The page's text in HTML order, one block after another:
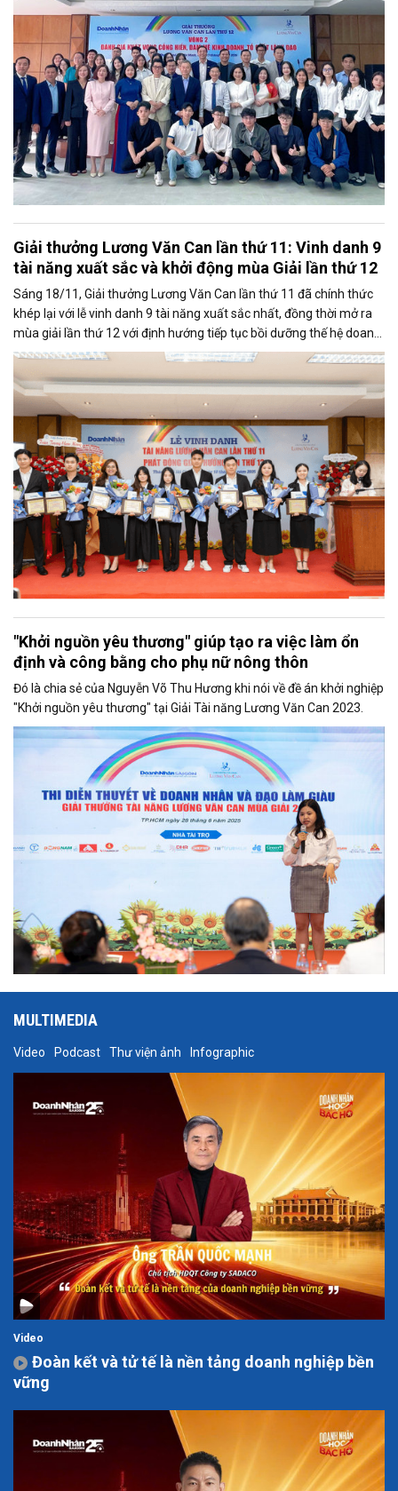
Giải thưởng Lương Văn Can lần thứ 11: Vinh danh 9
tài năng xuất sắc và khởi động mùa Giải lần thứ 12
Sáng 18/11, Giải thưởng Lương Văn Can lần thứ 11 đã chính thức
khép lại với lễ vinh danh 9 tài năng xuất sắc nhất, đồng thời mở ra
mùa giải lần thứ 12 với định hướng tiếp tục bồi dưỡng thế hệ doanh
nhân trẻ bản lĩnh - sáng tạo - nhân văn.
"Khởi nguồn yêu thương" giúp tạo ra việc làm ổn
định và công bằng cho phụ nữ nông thôn
Đó là chia sẻ của Nguyễn Võ Thu Hương khi nói về đề án khởi nghiệp
"Khởi nguồn yêu thương" tại Giải Tài năng Lương Văn Can 2023.
MULTIMEDIA
Video Podcast Thư viện ảnh Infographic
Video
Đoàn kết và tử tế là nền tảng doanh nghiệp bền
vững